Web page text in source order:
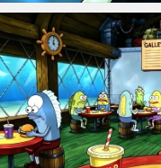
章鱼哥 收银台 第一视角 海